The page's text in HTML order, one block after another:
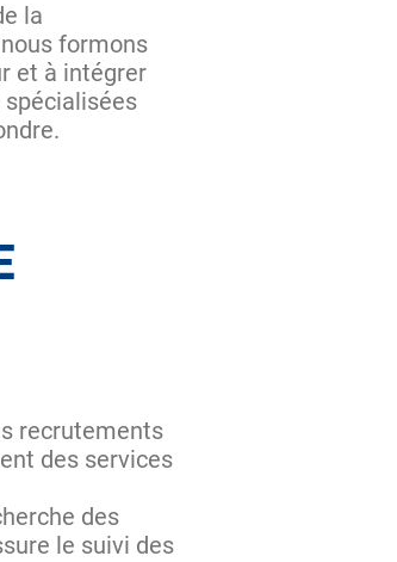
la
formons
et à intégrer
spécialisées
recrutements
des services
des
le suivi des